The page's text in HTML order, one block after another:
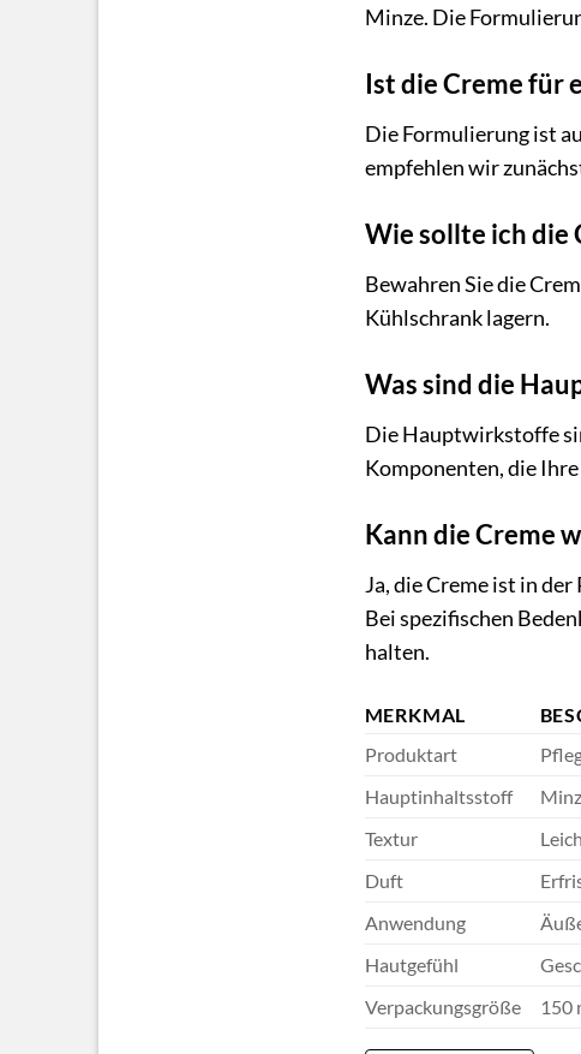
Minze. Die
Ist die Creme für
Die Formulierung ist
empfehlen wir
Wie sollte ich die
Bewahren Sie die
Kühlschrank lagern.
Was sind die
Die Hauptwirkstoffe
Komponenten, die
Kann die Creme
Ja, die Creme ist in
Bei spezifischen
halten.
MERKMAL
Produktart
Hauptinhaltsstoff
Textur
Duft
Anwendung
Hautgefühl
Verpackungsgröße
150